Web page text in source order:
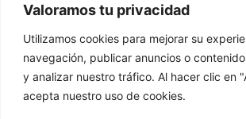
Valoramos tu privacidad
Utilizamos cookies para mejorar su
navegación, publicar anuncios o
y analizar nuestro tráfico. Al hacer clic en
acepta nuestro uso de cookies.
Somos Partners